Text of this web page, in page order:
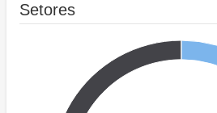
Setores